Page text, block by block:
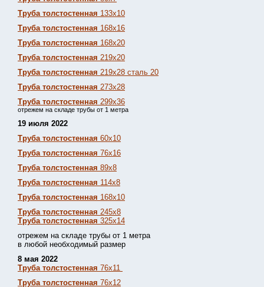
Труба толстостенная 133х10
Труба толстостенная 168х16
Труба толстостенная 168х20
Труба толстостенная 219х20
Труба толстостенная 219х28 сталь 20
Труба толстостенная 273х28
Труба толстостенная 299х36
отрежем на складе трубы от 1 метра
19 июля 2022
Труба толстостенная 60х10
Труба толстостенная 76х16
Труба толстостенная 89х8
Труба толстостенная 114х8
Труба толстостенная 168х10
Труба толстостенная 245х8
Труба толстостенная 325х14
отрежем на складе трубы от 1 метра
в любой необходимый размер
8 мая 2022
Труба толстостенная 76х11
Труба толстостенная 76х12